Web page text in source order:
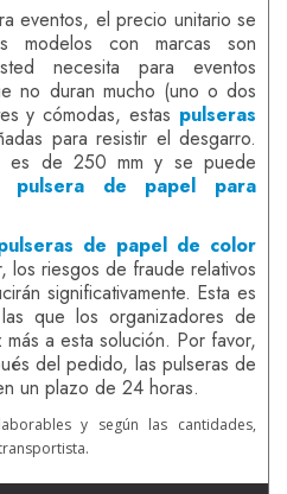
eventos, el precio unitario se
modelos con marcas son
necesita para eventos
no duran mucho (uno o dos
y cómodas, estas pulseras
para resistir el desgarro.
es de 250 mm y se puede
pulsera de papel para
de papel de color
los riesgos de fraude relativos
significativamente. Esta es
que los organizadores de
a esta solución. Por favor,
del pedido, las pulseras de
un plazo de 24 horas.
y según las cantidades,